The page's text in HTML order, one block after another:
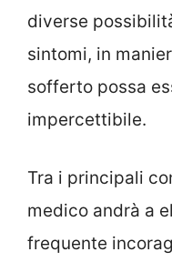
diverse
sintomi, in
sofferto possa
impercettibile.
Tra i principali
medico andrà a
frequente